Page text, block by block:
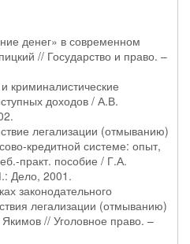
денег» в современном
// Государство и право. –
криминалистические
доходов / А.В.
легализации (отмыванию)
кредитной системе: опыт,
практ. пособие / Г.А.
Дело, 2001.
законодательного
легализации (отмыванию)
// Уголовное право. –